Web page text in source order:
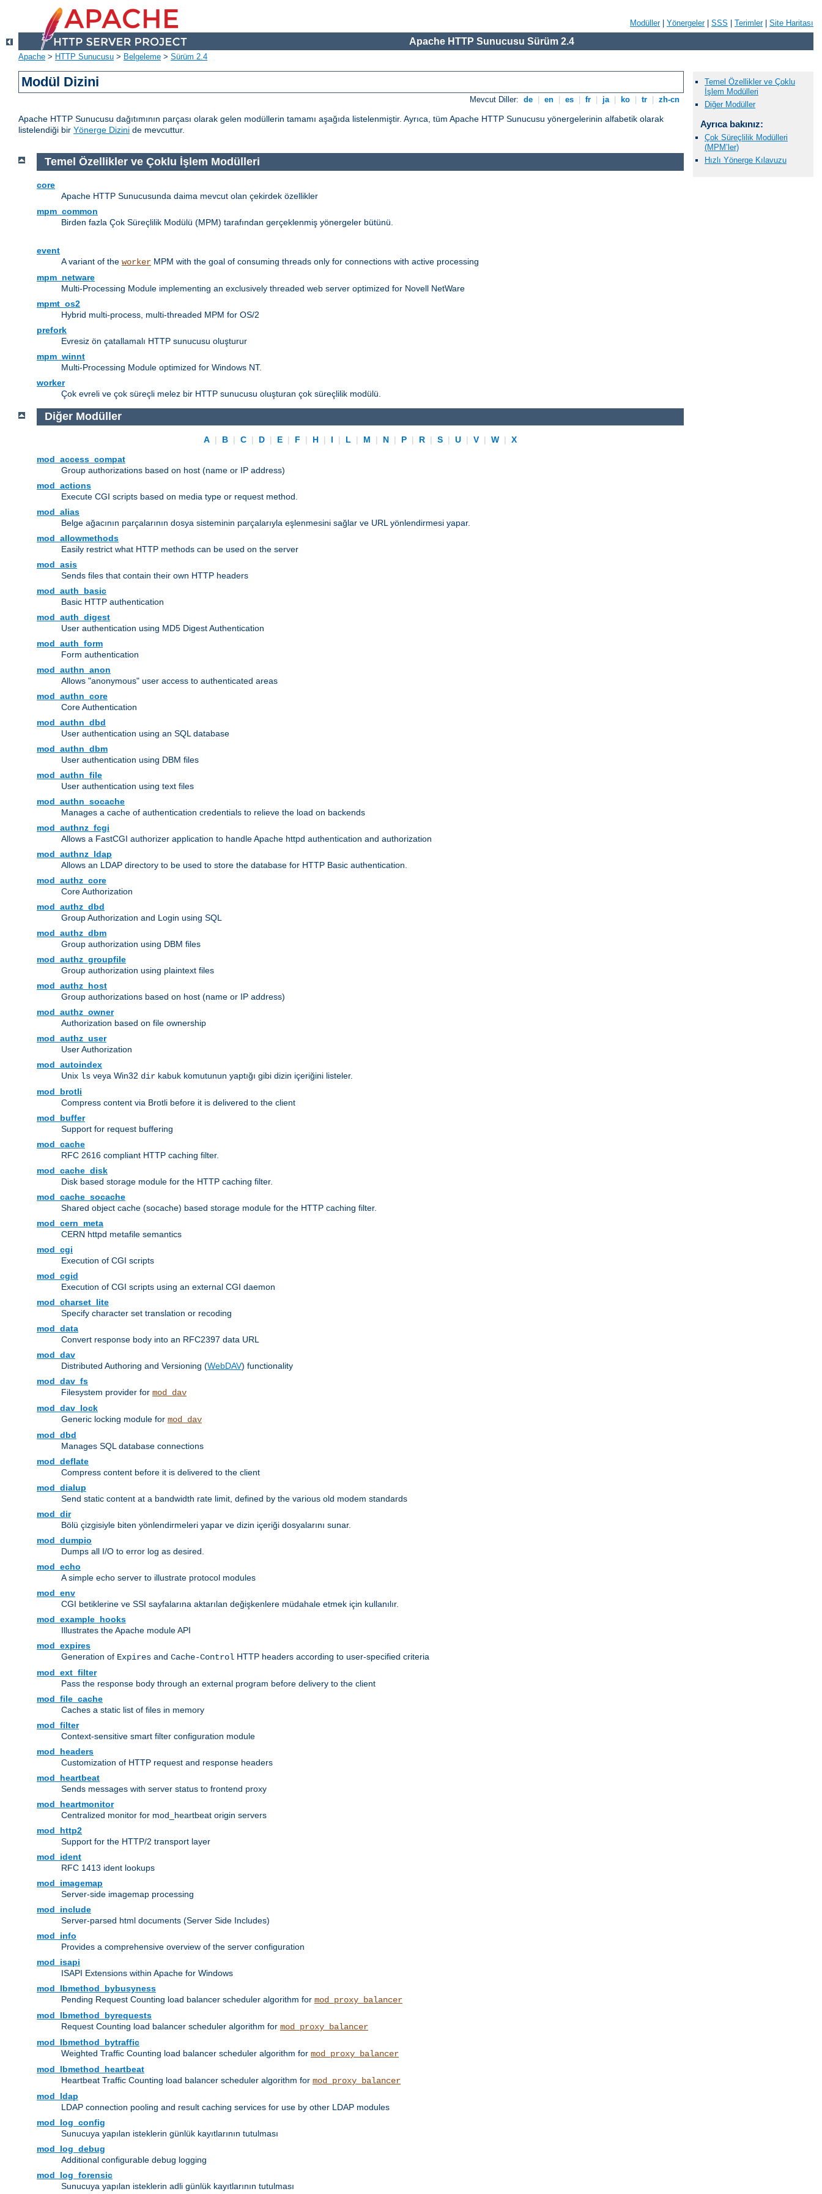
Modüller| Yönergeler| SSS Terimler| Site Haritası
Apache HTTP Sunucusu Sürüm 2.4
Apache > HTTP Sunucusu > Belgeleme > Sürüm 2.4
Modül Dizini
Mevcut Diller: de en es fr ja ko tr zh-cn
Apache HTTP Sunucusu dağıtımının parçası olarak gelen modüllerin tamamı aşağıda listelenmiştir. Ayrıca, tüm Apache HTTP Sunucusu yönergelerinin alfabetik olarak
listelendiği bir Yönerge Dizini de mevcuttur.
Temel Özellikler ve Çoklu
İşlem Modülleri
Diğer Modüller
Ayrıca bakınız:
Çok Süreçlilik Modülleri
(MPM’ler)
Hızlı Yönerge Kılavuzu
Temel Özellikler ve Çoklu İşlem Modülleri
core
Apache HTTP Sunucusunda daima mevcut olan çekirdek özellikler
mpm_common
Birden fazla Çok Süreçlilik Modülü (MPM) tarafından gerçeklenmiş yönergeler bütünü.
event
A variant of the worker MPM with the goal of consuming threads only for connections with active processing
mpm_netware
Multi-Processing Module implementing an exclusively threaded web server optimized for Novell NetWare
mpmt_os2
Hybrid multi-process, multi-threaded MPM for OS/2
prefork
Evresiz ön çatallamalı HTTP sunucusu oluşturur
mpm_winnt
Multi-Processing Module optimized for Windows NT.
worker
Çok evreli ve çok süreçli melez bir HTTP sunucusu oluşturan çok süreçlilik modülü.
Diğer Modüller
A | B | C | D | E | F | H | I | L | M | N | P | R | S | U | V | W |
X
mod_access_compat
Group authorizations based on host (name or IP address)
mod_actions
Execute CGI scripts based on media type or request method.
mod_alias
Belge ağacının parçalarının dosya sisteminin parçalarıyla eşlenmesini sağlar ve URL yönlendirmesi yapar.
mod_allowmethods
Easily restrict what HTTP methods can be used on the server
mod_asis
Sends files that contain their own HTTP headers
mod_auth_basic
Basic HTTP authentication
mod_auth_digest
User authentication using MD5 Digest Authentication
mod_auth_form
Form authentication
mod_authn_anon
Allows "anonymous" user access to authenticated areas
mod_authn_core
Core Authentication
mod_authn_dbd
User authentication using an SQL database
mod_authn_dbm
User authentication using DBM files
mod_authn_file
User authentication using text files
mod_authn_socache
Manages a cache of authentication credentials to relieve the load on backends
mod_authnz_fcgi
Allows a FastCGI authorizer application to handle Apache httpd authentication and authorization
mod_authnz_ldap
Allows an LDAP directory to be used to store the database for HTTP Basic authentication.
mod_authz_core
Core Authorization
mod_authz_dbd
Group Authorization and Login using SQL
mod_authz_dbm
Group authorization using DBM files
mod_authz_groupfile
Group authorization using plaintext files
mod_authz_host
Group authorizations based on host (name or IP address)
mod_authz_owner
Authorization based on file ownership
mod_authz_user
User Authorization
mod_autoindex
Unix ls veya Win32 dir kabuk komutunun yaptığı gibi dizin içeriğini listeler.
mod_brotli
Compress content via Brotli before it is delivered to the client
mod_buffer
Support for request buffering
mod_cache
RFC 2616 compliant HTTP caching filter.
mod_cache_disk
Disk based storage module for the HTTP caching filter.
mod_cache_socache
Shared object cache (socache) based storage module for the HTTP caching filter.
mod_cern_meta
CERN httpd metafile semantics
mod_cgi
Execution of CGI scripts
mod_cgid
Execution of CGI scripts using an external CGI daemon
mod_charset_lite
Specify character set translation or recoding
mod_data
Convert response body into an RFC2397 data URL
mod_dav
Distributed Authoring and Versioning (WebDAV) functionality
mod_dav_fs
Filesystem provider for mod_dav
mod_dav_lock
Generic locking module for mod_dav
mod_dbd
Manages SQL database connections
mod_deflate
Compress content before it is delivered to the client
mod_dialup
Send static content at a bandwidth rate limit, defined by the various old modem standards
mod_dir
Bölü çizgisiyle biten yönlendirmeleri yapar ve dizin içeriği dosyalarını sunar.
mod_dumpio
Dumps all I/O to error log as desired.
mod_echo
A simple echo server to illustrate protocol modules
mod_env
CGI betiklerine ve SSI sayfalarına aktarılan değişkenlere müdahale etmek için kullanılır.
mod_example_hooks
Illustrates the Apache module API
mod_expires
Generation of Expires and Cache-Control HTTP headers according to user-specified criteria
mod_ext_filter
Pass the response body through an external program before delivery to the client
mod_file_cache
Caches a static list of files in memory
mod_filter
Context-sensitive smart filter configuration module
mod_headers
Customization of HTTP request and response headers
mod_heartbeat
Sends messages with server status to frontend proxy
mod_heartmonitor
Centralized monitor for mod_heartbeat origin servers
mod_http2
Support for the HTTP/2 transport layer
mod_ident
RFC 1413 ident lookups
mod_imagemap
Server-side imagemap processing
mod_include
Server-parsed html documents (Server Side Includes)
mod_info
Provides a comprehensive overview of the server configuration
mod_isapi
ISAPI Extensions within Apache for Windows
mod_lbmethod_bybusyness
Pending Request Counting load balancer scheduler algorithm for mod_proxy_balancer
mod_lbmethod_byrequests
Request Counting load balancer scheduler algorithm for mod_proxy_balancer
mod_lbmethod_bytraffic
Weighted Traffic Counting load balancer scheduler algorithm for mod_proxy_balancer
mod_lbmethod_heartbeat
Heartbeat Traffic Counting load balancer scheduler algorithm for mod_proxy_balancer
mod_ldap
LDAP connection pooling and result caching services for use by other LDAP modules
mod_log_config
Sunucuya yapılan isteklerin günlük kayıtlarının tutulması
mod_log_debug
Additional configurable debug logging
mod_log_forensic
Sunucuya yapılan isteklerin adli günlük kayıtlarının tutulması